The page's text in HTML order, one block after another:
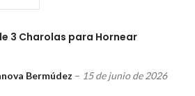
3 Charolas para Hornear
Bermúdez – 15 de junio de 2026